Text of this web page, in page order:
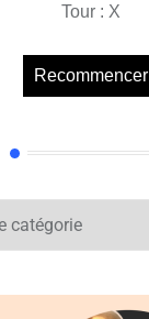
Tour : X
Recommencer